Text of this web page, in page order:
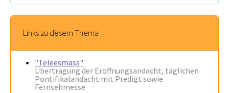
Links zu dësem Thema
"Tëleesmass"
Übertragung der Eröffnungsandacht, täglichen
Pontifikalandacht mit Predigt sowie
Fernsehmesse